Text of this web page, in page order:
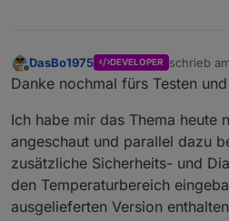
Offline
DasBo1975 DEVELOPER schrieb
zuletzt
Danke nochmal fürs Testen
Ich habe mir das Thema heute
angeschaut und parallel dazu
zusätzliche Sicherheits- und
den Temperaturbereich
ausgelieferten Version